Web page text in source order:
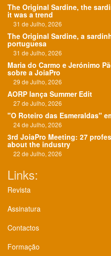
The Original Sardine, the
it was a trend
31 de Julho, 2026
The Original Sardine, a
portuguesa
31 de Julho, 2026
Maria do Carmo e Jerónimo
sobre a JoiaPro
29 de Julho, 2026
AORP lança Summer Edit
27 de Julho, 2026
"O Roteiro das Esmeraldas"
24 de Julho, 2026
3rd JoiaPro Meeting: 27
about the industry
22 de Julho, 2026
Links:
Revista
Assinatura
Contactos
Formação